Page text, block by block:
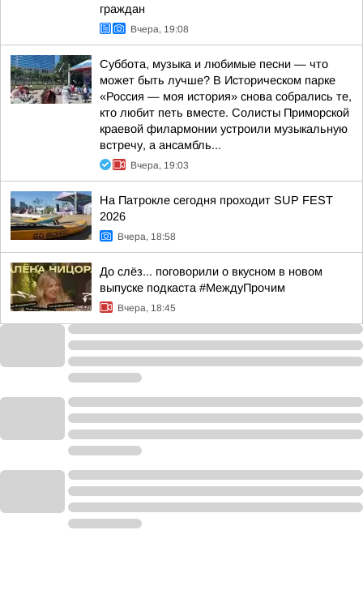
граждан
Вчера, 19:08
Суббота, музыка и любимые песни — что
может быть лучше? В Историческом парке
«Россия — моя история» снова собрались те,
кто любит петь вместе. Солисты Приморской
краевой филармонии устроили музыкальную
встречу, а ансамбль...
Вчера, 19:03
На Патрокле сегодня проходит SUP FEST
2026
Вчера, 18:58
До слёз... поговорили о вкусном в новом
выпуске подкаста #МеждуПрочим
Вчера, 18:45